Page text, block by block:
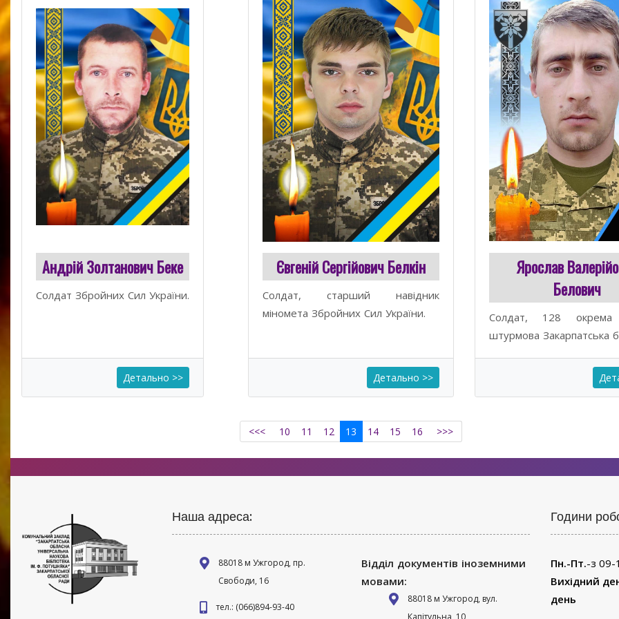
Андрій Золтанович Беке
Солдат Збройних Cил України.
Детально >>
Євгеній Сергійович Белкін
Солдат, старший навідник
міномета Збройних Cил України.
Детально >>
Ярослав
Белович
Солдат, 128 окрема
штурмова Закарпатська
<<< 10 11 12 13 14 15 16 >>>
Наша адреса:
88018 м Ужгород, пр.
Свободи, 16
тел.: (066)894-93-40
Відділ документів іноземними
мовами:
88018 м Ужгород, вул.
Години
Пн.-Пт.-з 09-
Вихідний
день